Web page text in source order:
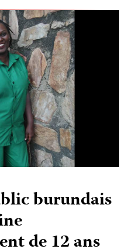
burundais
de 12 ans